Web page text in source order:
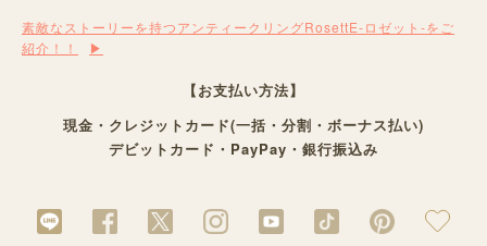
素敵なストーリーを持つアンティークリングRosettE-ロゼット-をご
紹介！！
【お支払い方法】
現金・クレジットカード(一括・分割・ボーナス払い)
デビットカード・PayPay・銀行振込み